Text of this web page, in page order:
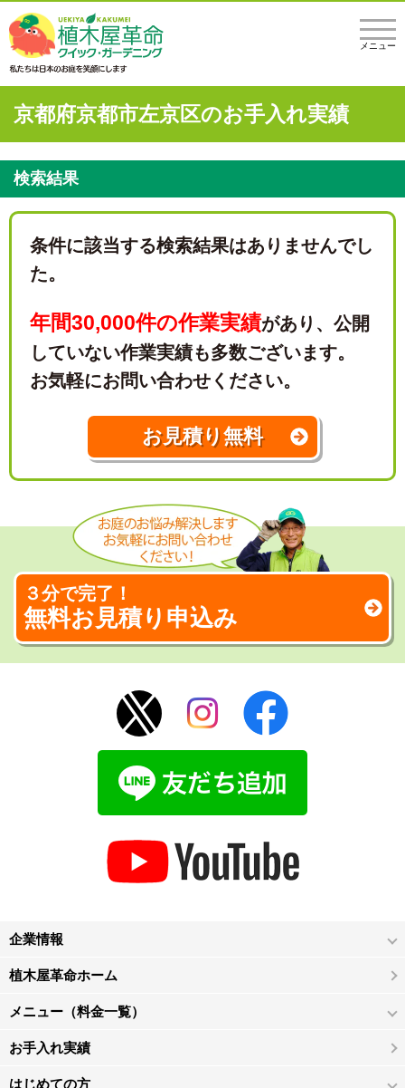
メニュー
京都府京都市左京区のお手入れ実績
検索結果
条件に該当する検索結果はありませんでし
た。
年間30,000件の作業実績があり、 公開
していない作業実績も多数ございます。
お気軽にお問い合わせください。
お見積り無料
３分で完了！
無料お見積り申込み
企業情報
植木屋革命ホーム
メニュー（料金一覧）
お手入れ実績
はじめての方